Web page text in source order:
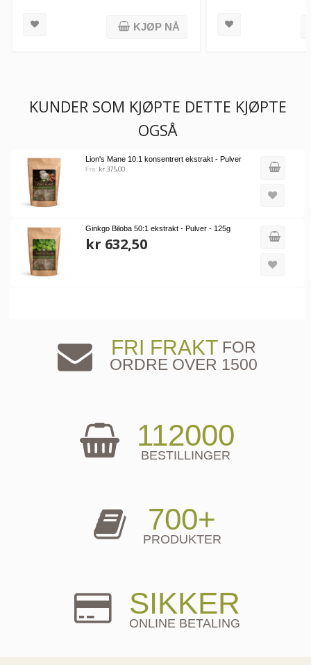
KJØP NÅ
KUNDER SOM KJØPTE DETTE KJØPTE
OGSÅ
Lion's Mane 10:1 konsentrert ekstrakt - Pulver
Fra: kr 375,00
Ginkgo Biloba 50:1 ekstrakt - Pulver - 125g
kr 632,50
FRI FRAKTFOR
ORDRE OVER 1500
112000
BESTILLINGER
700+
PRODUKTER
SIKKER
ONLINE BETALING